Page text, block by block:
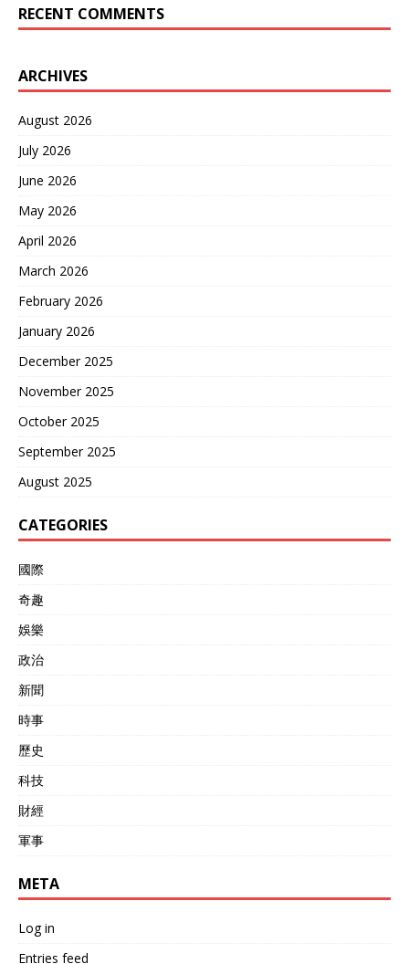
RECENT COMMENTS
ARCHIVES
August 2026
July 2026
June 2026
May 2026
April 2026
March 2026
February 2026
January 2026
December 2025
November 2025
October 2025
September 2025
August 2025
CATEGORIES
國際
奇趣
娛樂
政治
新聞
時事
歷史
科技
財經
軍事
META
Log in
Entries feed